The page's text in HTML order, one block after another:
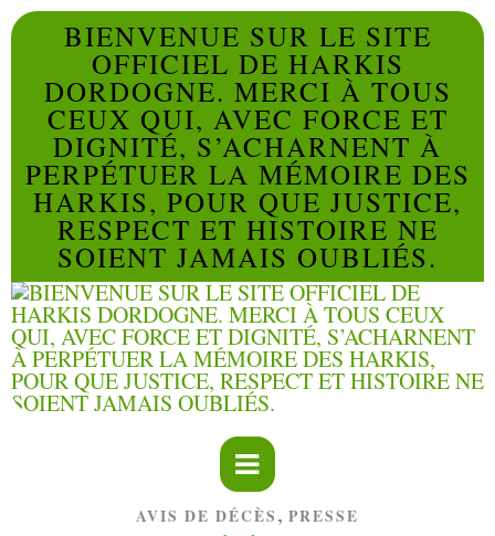
BIENVENUE SUR LE SITE
OFFICIEL DE HARKIS
DORDOGNE. MERCI À TOUS
CEUX QUI, AVEC FORCE ET
DIGNITÉ, S’ACHARNENT À
PERPÉTUER LA MÉMOIRE DES
HARKIS, POUR QUE JUSTICE,
RESPECT ET HISTOIRE NE
SOIENT JAMAIS OUBLIÉS.
AVIS DE DÉCÈS , PRESSE